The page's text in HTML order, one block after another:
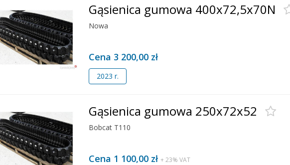
Gąsienica gumowa 400x72,5x70N
Nowa
Cena 3 200,00 zł
2023 r.
Gąsienica gumowa 250x72x52
Bobcat T110
Cena 1 100,00 zł + 23% VAT